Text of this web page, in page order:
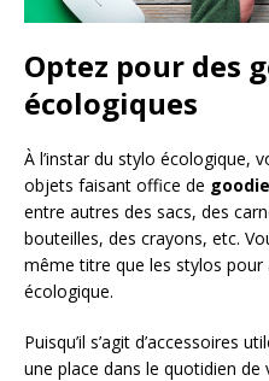
Optez pour des
écologiques
À l’instar du stylo écologique,
objets faisant office de
entre autres des sacs, des
bouteilles, des crayons, etc.
même titre que les stylos
écologique.
Puisqu’il s’agit d’accessoires
une place dans le quotidien